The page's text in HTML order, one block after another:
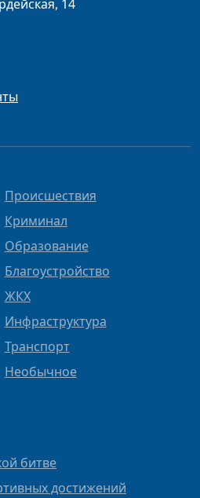
14
Происшествия
Криминал
Образование
Благоустройство
ЖКХ
Инфраструктура
Транспорт
Необычное
битве
достижений